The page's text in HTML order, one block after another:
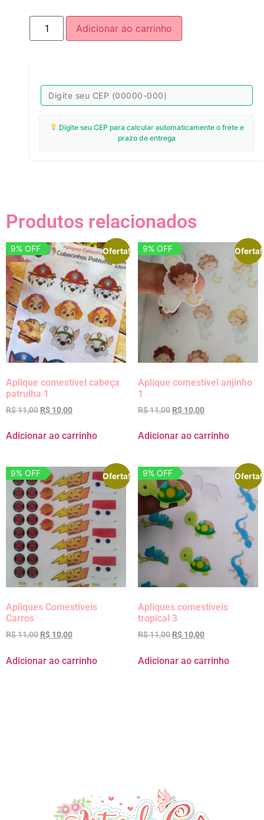
Adicionar ao carrinho
Digite seu CEP para calcular automaticamente o frete e
prazo de entrega
Produtos relacionados
Oferta!
9% OFF
Aplique comestível cabeça
patrulha 1
R$11,00 R$ 10,00
Adicionar ao carrinho
Oferta!
9% OFF
Aplique comestível anjinho
1
R$11,00 R$ 10,00
Adicionar ao carrinho
Oferta!
9% OFF
Apliques Comestíveis
Carros
R$11,00 R$ 10,00
Adicionar ao carrinho
Oferta!
9% OFF
Apliques comestíveis
tropical 3
R$11,00 R$ 10,00
Adicionar ao carrinho